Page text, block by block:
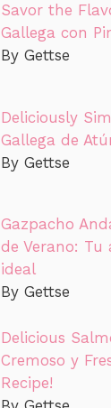
Savor the
Gallega con
By Gettse
Deliciously
Gallega de
By Gettse
Gazpacho
de Verano: Tu
ideal
By Gettse
Delicious
Cremoso y
Recipe!